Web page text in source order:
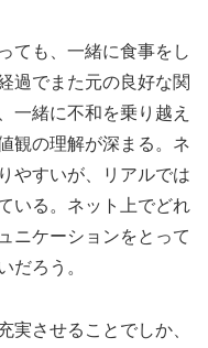
ても、一緒に食事をし
過でまた元の良好な関
一緒に不和を乗り越え
観の理解が深まる。ネ
やすいが、リアルでは
いる。ネット上でどれ
ニケーションをとって
だろう。
実させることでしか、